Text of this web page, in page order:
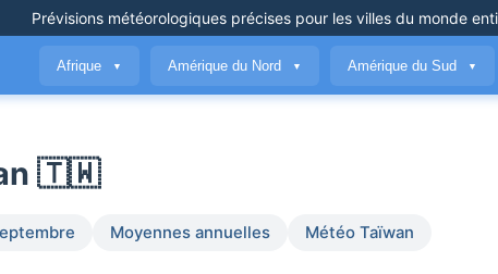
Prévisions météorologiques précises pour les villes du monde
Afrique ▼ Amérique du Nord ▼ Amérique du Sud ▼
🇹🇼
Moyennes annuelles Météo Taïwan